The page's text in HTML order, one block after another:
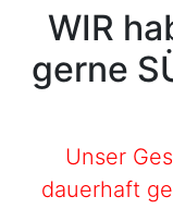
WIR
gerne
Unser
dauerhaft